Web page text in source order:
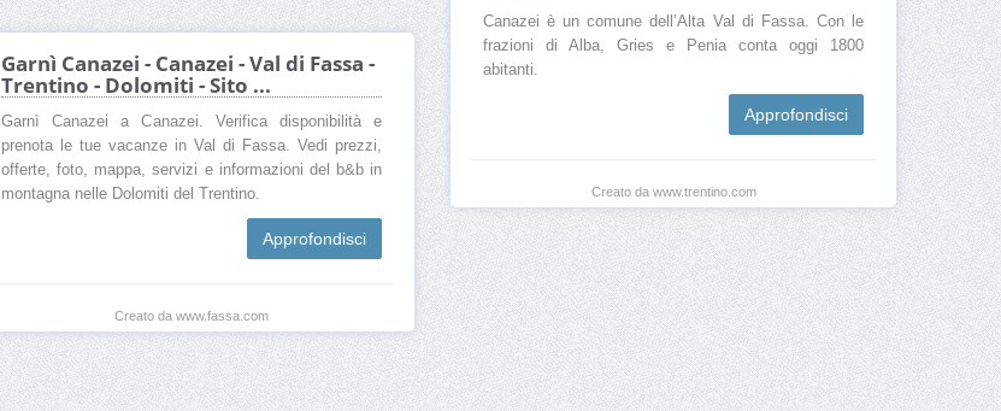
Canazei è un comune dell’Alta Val di Fassa. Con le
frazioni di Alba, Gries e Penia conta oggi 1800
abitanti.
Approfondisci
Creato da www.trentino.com
Garnì Canazei - Canazei - Val di Fassa -
Trentino - Dolomiti - Sito ...
Garnì Canazei a Canazei. Verifica disponibilità e
prenota le tue vacanze in Val di Fassa. Vedi prezzi,
offerte, foto, mappa, servizi e informazioni del b&b in
montagna nelle Dolomiti del Trentino.
Approfondisci
Creato da www.fassa.com